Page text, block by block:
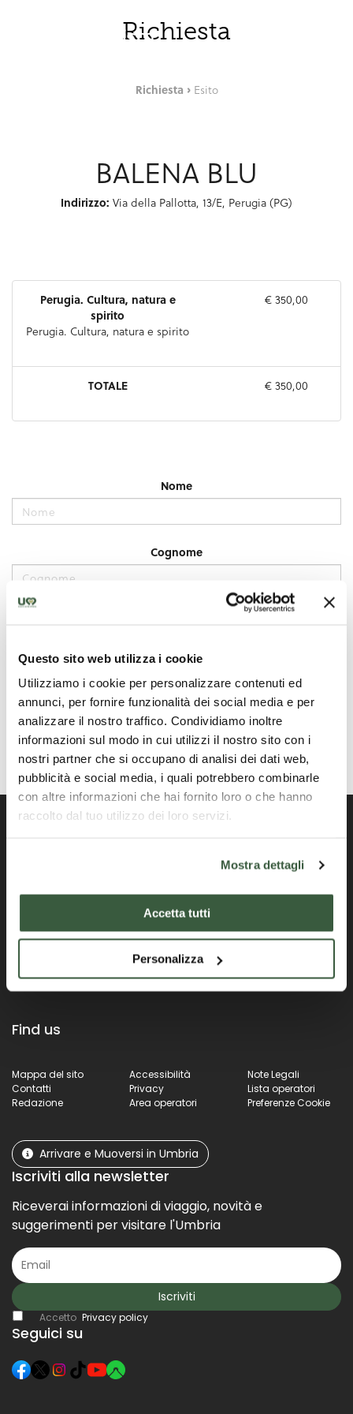
Questo sito web utilizza i cookie
Utilizziamo i cookie per personalizzare contenuti ed
annunci, per fornire funzionalità dei social media e per
analizzare il nostro traffico. Condividiamo inoltre
informazioni sul modo in cui utilizzi il nostro sito con i
nostri partner che si occupano di analisi dei dati web,
pubblicità e social media, i quali potrebbero combinarle
con altre informazioni che hai fornito loro o che hanno
raccolto dal tuo utilizzo dei loro servizi.
Mostra dettagli
Accetta tutti
Personalizza
Portale ufficiale della Regione Umbria
Find us
Mappa del sito Accessibilità
Note Legali
Contatti
Privacy
Lista operatori
Redazione
Area operatori Preferenze Cookie
Arrivare e Muoversi in Umbria
Iscriviti alla newsletter
Riceverai informazioni di viaggio, novità e
suggerimenti per visitare l'Umbria
Iscriviti
Accetto Privacy policy
Seguici su